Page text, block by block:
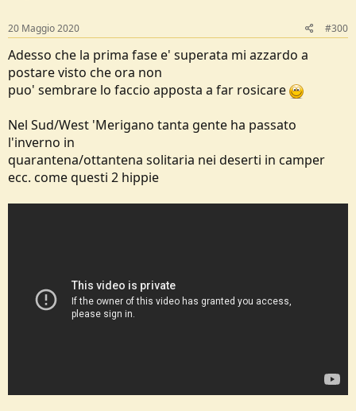
20 Maggio 2020 #300
Adesso che la prima fase e' superata mi azzardo a
postare visto che ora non
puo' sembrare lo faccio apposta a far rosicare
Nel Sud/West 'Merigano tanta gente ha passato
l'inverno in
quarantena/ottantena solitaria nei deserti in camper
ecc. come questi 2 hippie